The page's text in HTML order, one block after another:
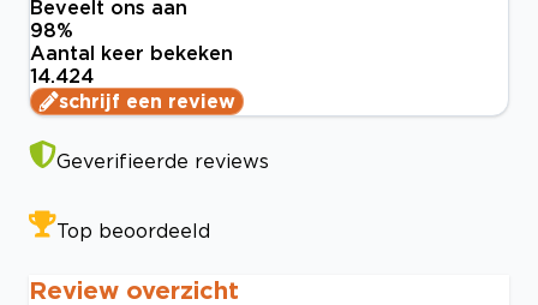
Beveelt ons aan
98%
Aantal keer bekeken
14.424
schrijf een review
Geverifieerde reviews
Top beoordeeld
Review overzicht